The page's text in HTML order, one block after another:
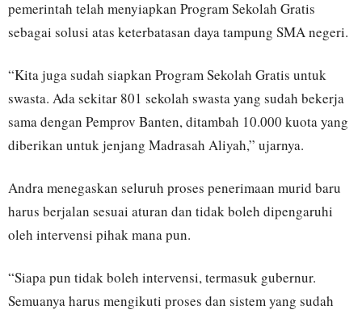
pemerintah telah menyiapkan Program Sekolah Gratis
sebagai solusi atas keterbatasan daya tampung SMA negeri.
“Kita juga sudah siapkan Program Sekolah Gratis untuk
swasta. Ada sekitar 801 sekolah swasta yang sudah bekerja
sama dengan Pemprov Banten, ditambah 10.000 kuota yang
diberikan untuk jenjang Madrasah Aliyah,” ujarnya.
Andra menegaskan seluruh proses penerimaan murid baru
harus berjalan sesuai aturan dan tidak boleh dipengaruhi
oleh intervensi pihak mana pun.
“Siapa pun tidak boleh intervensi, termasuk gubernur.
Semuanya harus mengikuti proses dan sistem yang sudah